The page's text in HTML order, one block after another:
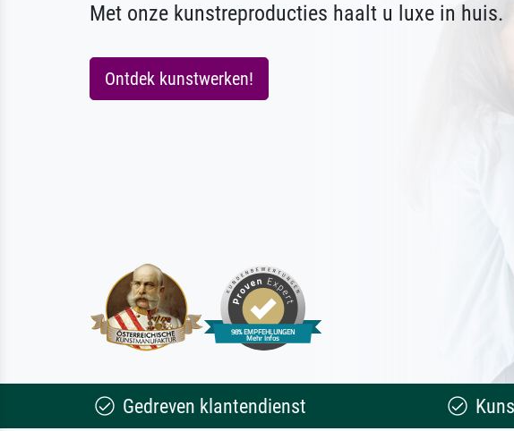
Met onze kunstreproducties haalt u luxe in huis.
Ontdek kunstwerken!
Gedreven klantendienst